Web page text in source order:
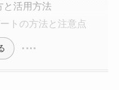
と活用方法
トの方法と注意点